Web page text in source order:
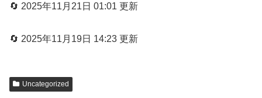
🔄 2025年11月21日 01:01 更新
🔄 2025年11月19日 14:23 更新
Uncategorized